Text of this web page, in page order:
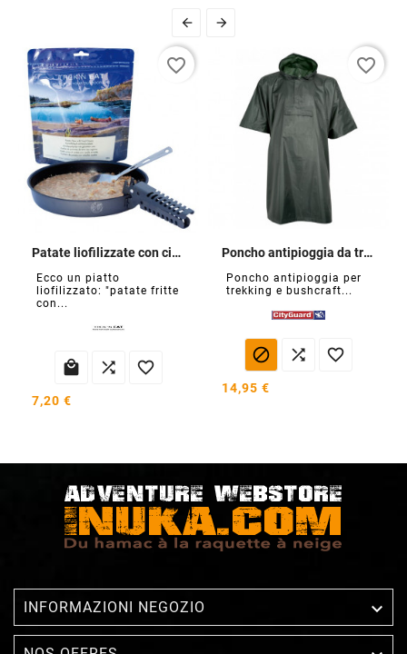
 
Patate liofilizzate con cipolle
Ecco un piatto
liofilizzato: "patate fritte
con...
  
7,20 €
favorite_border
Poncho antipioggia da trekking
Poncho antipioggia per
trekking e bushcraft...
  
14,95 €
favorite_border
INFORMAZIONI NEGOZIO 